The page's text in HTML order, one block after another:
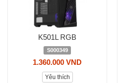
K501L RGB
S000349
1.360.000 VND
Yêu thích